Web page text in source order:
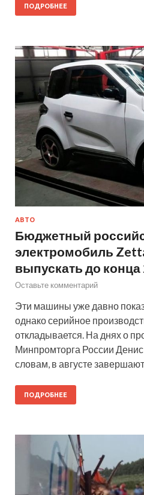
ПОДРОБНЕЕ
АВТО
Бюджетный
электромобиль
выпускать до конца
Оставьте комментарий
Эти машины уже давно
однако серийное
откладывается. На днях о
Минпромторга России
словам, в августе
ПОДРОБНЕЕ